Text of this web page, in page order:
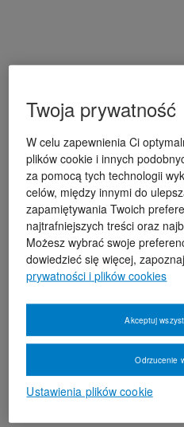
Twoja prywatność
W celu zapewnienia Ci
plików cookie i innych
za pomocą tych technologii
celów, między innymi do
zapamiętywania Twoich
najtrafniejszych treści oraz
Możesz wybrać swoje
dowiedzieć się więcej,
prywatności i plików cookies
Ustawienia plików cookie
Odrzucenie
Akceptuj